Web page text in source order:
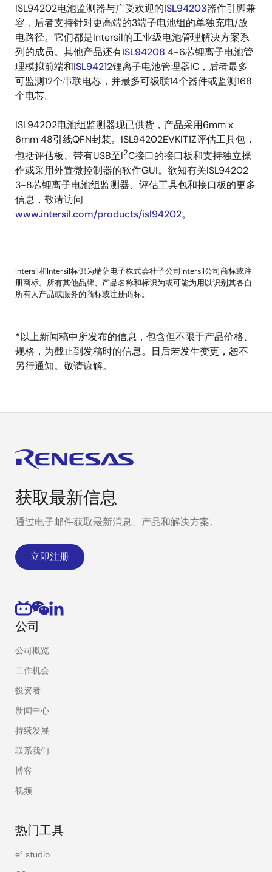
ISL94202电池监测器与广受欢迎的ISL94203器件引脚兼
容，后者支持针对更高端的3端子电池组的单独充电/放
电路径。它们都是Intersil的工业级电池管理解决方案系
列的成员。其他产品还有ISL94208 4-6芯锂离子电池管
理模拟前端和ISL94212锂离子电池管理器IC，后者最多
可监测12个串联电芯，并最多可级联14个器件或监测168
个电芯。
ISL94202电池组监测器现已供货，产品采用6mm x
6mm 48引线QFN封装。ISL94202EVKIT1Z评估工具包，
包括评估板、带有USB至I2C接口的接口板和支持独立操
作或采用外置微控制器的软件GUI。欲知有关ISL94202
3-8芯锂离子电池组监测器、评估工具包和接口板的更多
信息，敬请访问
www.intersil.com/products/isl94202。
Intersil和Intersil标识为瑞萨电子株式会社子公司Intersil公司商标或注
册商标。所有其他品牌、产品名称和标识为或可能为用以识别其各自
所有人产品或服务的商标或注册商标。
*以上新闻稿中所发布的信息，包含但不限于产品价格、
规格，为截止到发稿时的信息。日后若发生变更，恕不
另行通知。敬请谅解。
获取最新信息
通过电子邮件获取最新消息、产品和解决方案。
立即注册
公司
公司概览
工作机会
投资者
新闻中心
持续发展
联系我们
博客
视频
热门工具
e² studio